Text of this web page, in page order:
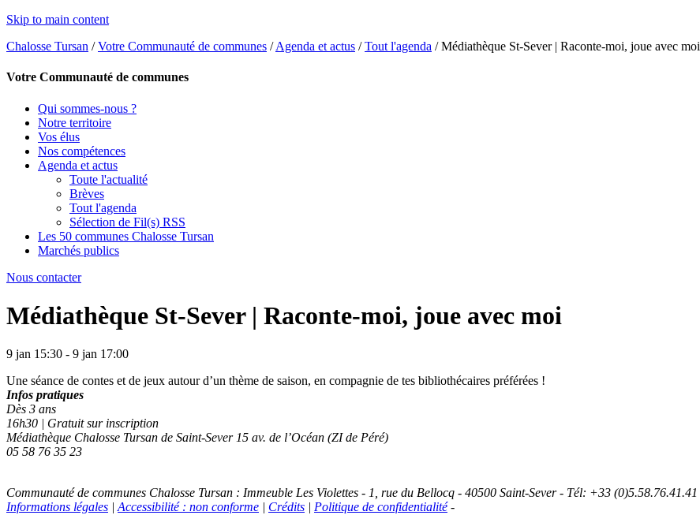
Skip to main content
Chalosse Tursan / Votre Communauté de communes / Agenda et actus / Tout l'agenda / Médiathèque St-Sever | Raconte-moi, joue avec moi
Votre Communauté de communes
Qui sommes-nous ?
Notre territoire
Vos élus
Nos compétences
Agenda et actus
Toute l'actualité
Brèves
Tout l'agenda
Sélection de Fil(s) RSS
Les 50 communes Chalosse Tursan
Marchés publics
Nous contacter
Médiathèque St-Sever | Raconte-moi, joue avec moi
9 jan 15:30 - 9 jan 17:00
Une séance de contes et de jeux autour d’un thème de saison, en compagnie de tes bibliothécaires préférées !
Infos pratiques
Dès 3 ans
16h30 | Gratuit sur inscription
Médiathèque Chalosse Tursan de Saint-Sever 15 av. de l’Océan (ZI de Péré)
05 58 76 35 23
Communauté de communes Chalosse Tursan : Immeuble Les Violettes - 1, rue du Bellocq - 40500 Saint-Sever - Tél: +33 (0)5.58.76.41.41
Informations légales |Accessibilité : non conforme | Crédits | Politique de confidentialité-